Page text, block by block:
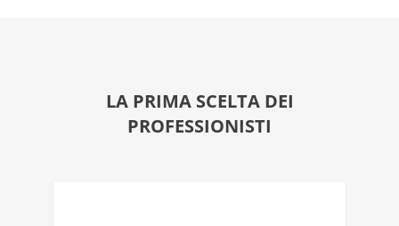
LA PRIMA SCELTA DEI
PROFESSIONISTI